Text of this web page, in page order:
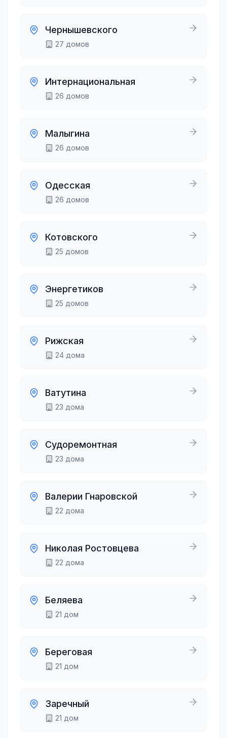
Чернышевского
27 домов
Интернациональная
26 домов
Малыгина
26 домов
Одесская
26 домов
Котовского
25 домов
Энергетиков
25 домов
Рижская
24 дома
Ватутина
23 дома
Судоремонтная
23 дома
Валерии Гнаровской
22 дома
Николая Ростовцева
22 дома
Беляева
21 дом
Береговая
21 дом
Заречный
21 дом